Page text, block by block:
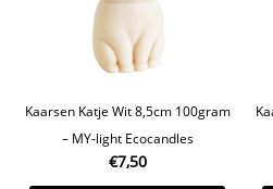
Kaarsen Katje Wit 8,5cm 100gram
– MY-light Ecocandles
€7,50